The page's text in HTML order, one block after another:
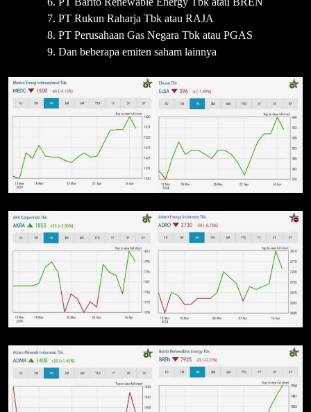
PT Rukun Raharja Tbk atau RAJA
PT Perusahaan Gas Negara Tbk atau PGAS
Dan beberapa emiten saham lainnya